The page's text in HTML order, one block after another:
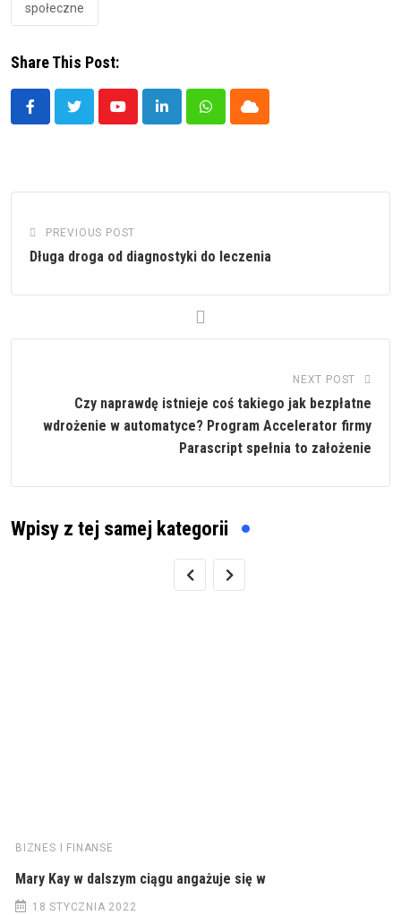
społeczne
Share This Post:
YoutubeLinkedInWhatsappCloud
PREVIOUS POST
Długa droga od diagnostyki do leczenia
NEXT POST
Czy naprawdę istnieje coś takiego jak bezpłatne
wdrożenie w automatyce? Program Accelerator firmy
Parascript spełnia to założenie
Wpisy z tej samej kategorii
BIZNES I FINANSE
Mary Kay w dalszym ciągu angażuje się w
18 STYCZNIA 2022